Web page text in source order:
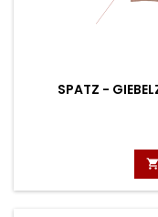
SPATZ -
